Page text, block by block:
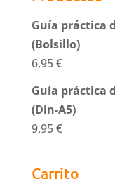
Guía práctica
(Bolsillo)
6,95€
Guía práctica
(Din-A5)
9,95€
Carrito